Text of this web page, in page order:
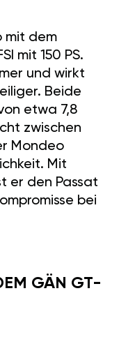
mit dem
mit 150 PS.
und wirkt
Beide
etwa 7,8
zwischen
Mondeo
Mit
er den Passat
bei
GÄN GT-